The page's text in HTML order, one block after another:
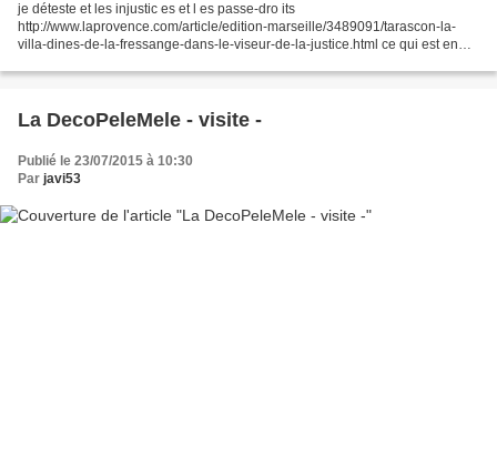
je déteste et les injustic es et l es passe-dro its
http://www.laprovence.com/article/edition-marseille/3489091/tarascon-la-
villa-dines-de-la-fressange-dans-le-viseur-de-la-justice.html ce qui est en
La DecoPeleMele - visite -
Publié le 23/07/2015 à 10:30
Par javi53